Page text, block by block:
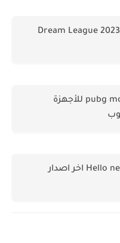
تنزيل لعبة دريم ليج سوكر 2023 Dream League
تحميل ببجي لايت pubg mobile lite للأجهزة
تحميل وشرح لعبة Hello neighbor اخر اصدار